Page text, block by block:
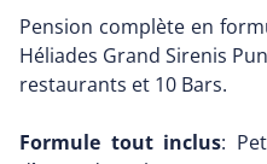
Pension complète en
Héliades Grand Sirenis
restaurants et 10 Bars.
Formule tout inclus: